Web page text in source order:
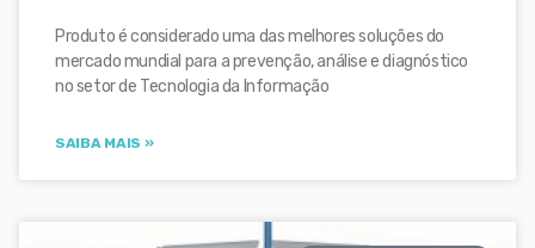
Produto é considerado uma das melhores soluções do
mercado mundial para a prevenção, análise e diagnóstico
no setor de Tecnologia da Informação
SAIBA MAIS »